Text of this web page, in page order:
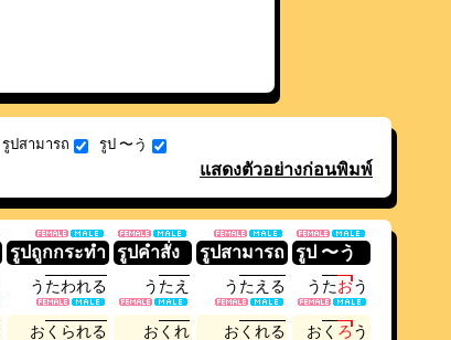
รูปสามารถ รูป 〜う
แสดงตัวอย่างก่อนพิมพ์
รูปถูกกระทำ รูปคำสั่ง รูปสามารถ รูป 〜う
う たわれる う たえ う たえ る う たおう
お く られる お く れ お く れる お く ろう